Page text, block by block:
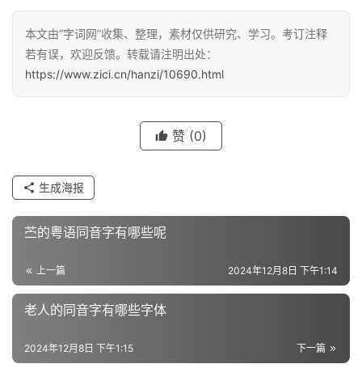
汉
字
反
词
义
词
本文由“字词网”收集、整理，素材仅供研究、学习。考订注释
若有误，欢迎反馈。转载请注明出处：
https://www.zici.cn/hanzi/10690.html
赞 (0)
生成海报
苎的粤语同音字有哪些呢
上一篇 2024年12月8日 下午1:14
老人的同音字有哪些字体
下一篇
2024年12月8日 下午1:15